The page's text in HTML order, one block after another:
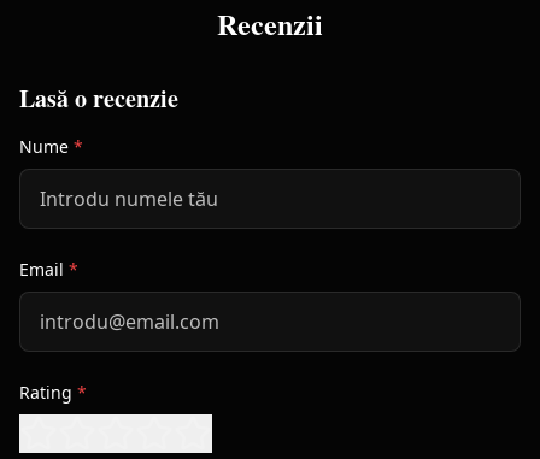
Recenzii
Lasă o recenzie
Nume *
Email *
Rating *